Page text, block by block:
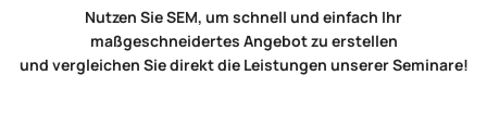
Nutzen Sie SEM, um schnell und einfach Ihr
maßgeschneidertes Angebot zu erstellen
und vergleichen Sie direkt die Leistungen unserer Seminare!